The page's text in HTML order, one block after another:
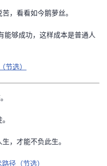
，看看如今鹅萝丝。
能够成功，这样成本是普通人
节选）
，才能不负此生。
径（节选）